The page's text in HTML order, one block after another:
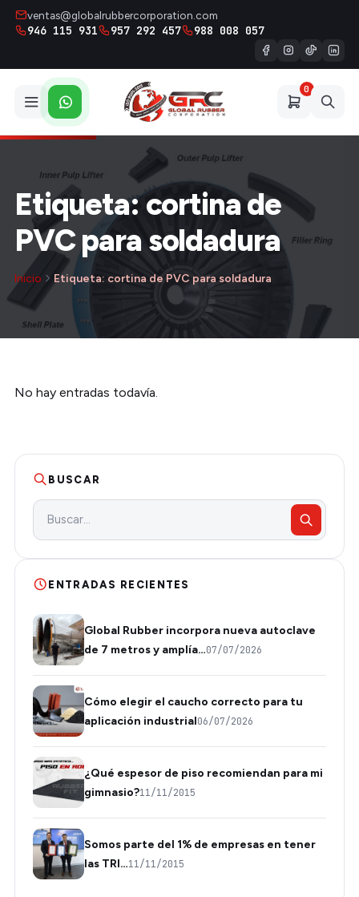
ventas@globalrubbercorporation.com
946 115 931 957 292 457 988 008 057
0
Etiqueta: cortina de
PVC para soldadura
Inicio Etiqueta: cortina de PVC para soldadura
No hay entradas todavía.
BUSCAR
ENTRADAS RECIENTES
Global Rubber incorpora nueva autoclave
de 7 metros y amplía…07/07/2026
Cómo elegir el caucho correcto para tu
aplicación industrial06/07/2026
¿Qué espesor de piso recomiendan para mi
gimnasio?11/11/2015
Somos parte del 1% de empresas en tener
las TRI…11/11/2015